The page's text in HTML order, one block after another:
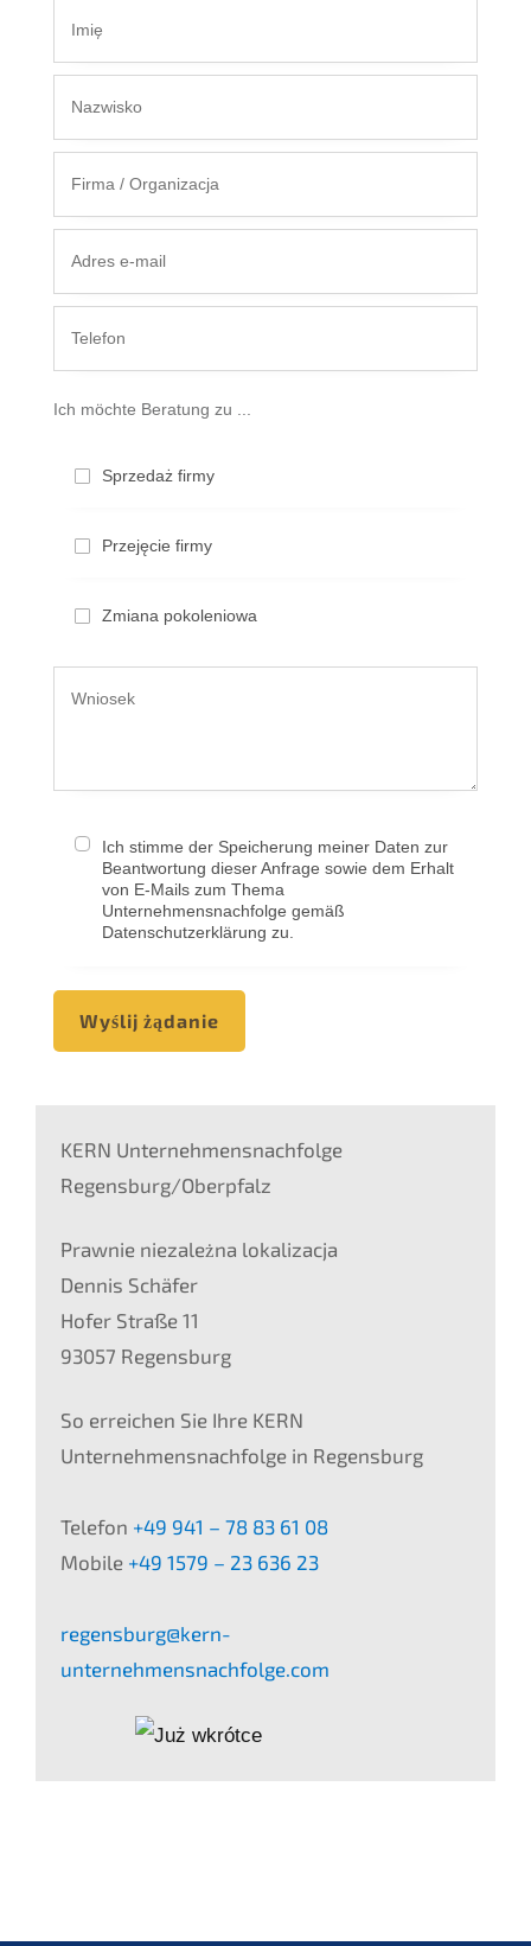
Ich möchte Beratung zu ...
Sprzedaż firmy
Przejęcie firmy
Zmiana pokoleniowa
Ich stimme der Speicherung meiner Daten zur
Beantwortung dieser Anfrage sowie dem Erhalt
von E-Mails zum Thema
Unternehmensnachfolge gemäß
Datenschutzerklärung zu.
Wyślij żądanie
KERN Unternehmensnachfolge
Regensburg/Oberpfalz
Prawnie niezależna lokalizacja
Dennis Schäfer
Hofer Straße 11
93057 Regensburg
So erreichen Sie Ihre KERN
Unternehmensnachfolge in Regensburg
Telefon +49 941 – 78 83 61 08
Mobile +49 1579 – 23 636 23
regensburg@kern-
unternehmensnachfolge.com